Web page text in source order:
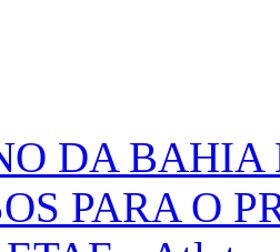
DA
PARA O